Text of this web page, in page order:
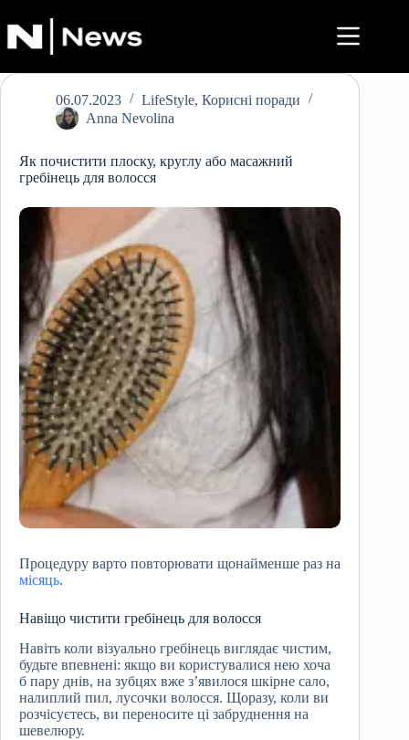
до
вмісту
06.07.2023 LifeStyle, Корисні поради
Anna Nevolina
Як почистити плоску, круглу або масажний
гребінець для волосся
Процедуру варто повторювати щонайменше раз на
місяць.
Навіщо чистити гребінець для волосся
Навіть коли візуально гребінець виглядає чистим,
будьте впевнені: якщо ви користувалися нею хоча
б пару днів, на зубцях вже з’явилося шкірне сало,
налиплий пил, лусочки волосся. Щоразу, коли ви
розчісуєтесь, ви переносите ці забруднення на
шевелюру.